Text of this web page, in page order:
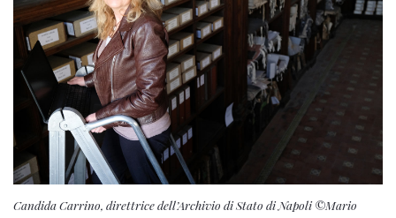
Candida Carrino, direttrice dell’Archivio di Stato di Napoli ©Mario